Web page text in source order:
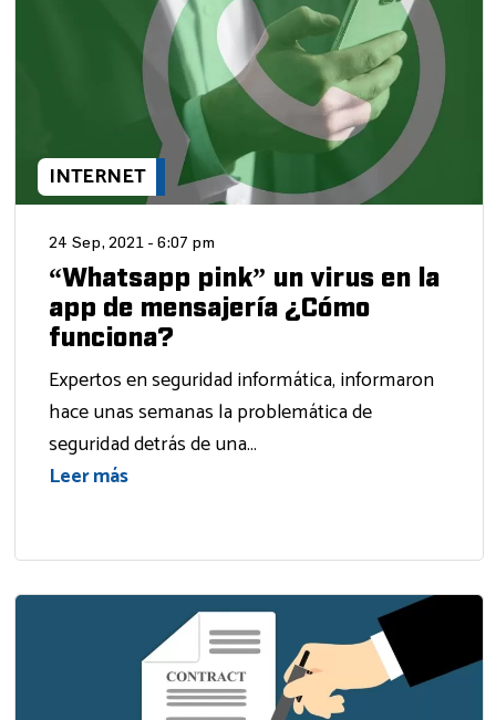
INTERNET
24 Sep, 2021 - 6:07 pm
“Whatsapp pink” un virus en la
app de mensajería ¿Cómo
funciona?
Expertos en seguridad informática, informaron
hace unas semanas la problemática de
seguridad detrás de una...
Leer más